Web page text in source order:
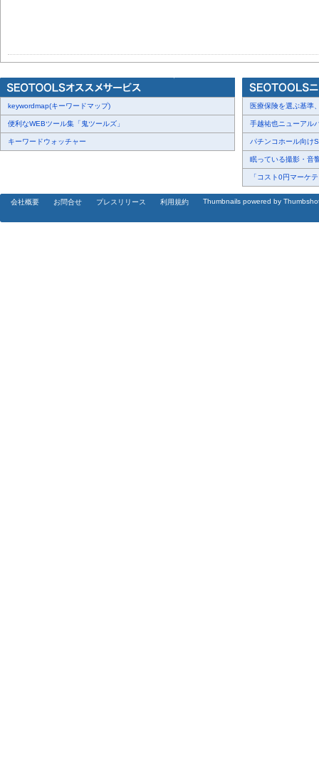
keywordmap(キーワードマップ)
便利なWEBツール集「鬼ツールズ」
キーワードウォッチャー
医療保険を選ぶ基準
手越祐也ニューアル
パチンコホール向け
眠っている撮影・音
「コスト0円マーケ
会社概要 お問合せ プレスリリース 利用規約 Thumbnails powered by